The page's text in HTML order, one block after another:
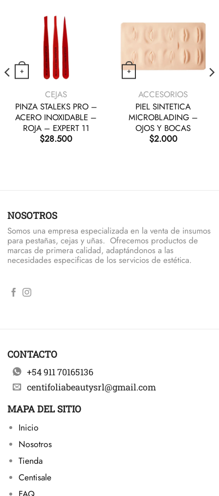
+
Este producto tiene múltiples variantes.
VISTA RÁPIDA
CEJAS
PINZA STALEKS PRO –
ACERO INOXIDABLE –
ROJA – EXPERT 11
$28.500
+
VISTA RÁPIDA
ACCESORIOS
PIEL SINTETICA
MICROBLADING –
OJOS Y BOCAS
$2.000
NOSOTROS
Somos una empresa especializada en la venta de insumos
para pestañas, cejas y uñas. Ofrecemos productos de
marcas de primera calidad, adaptándonos a las
necesidades especificas de los servicios de estética.
CONTACTO
+54 911 70165136
centifoliabeautysrl@gmail.com
MAPA DEL SITIO
Inicio
Nosotros
Tienda
Centisale